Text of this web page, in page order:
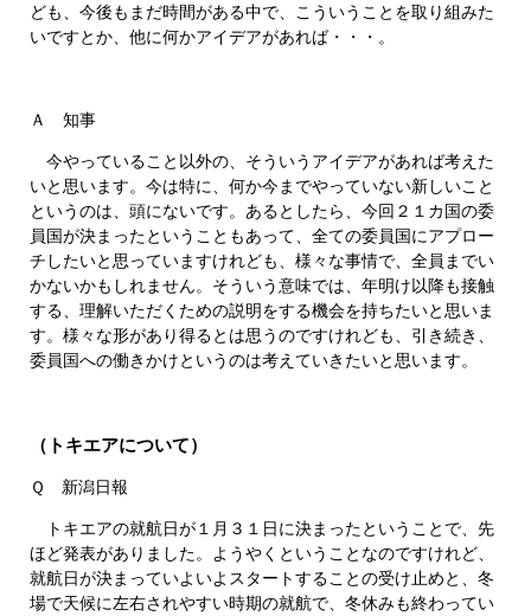
ども、今後もまだ時間がある中で、こういうことを取り組みた
いですとか、他に何かアイデアがあれば・・・。
Ａ 知事
今やっていること以外の、そういうアイデアがあれば考えた
いと思います。今は特に、何か今までやっていない新しいこと
というのは、頭にないです。あるとしたら、今回２１カ国の委
員国が決まったということもあって、全ての委員国にアプロー
チしたいと思っていますけれども、様々な事情で、全員までい
かないかもしれません。そういう意味では、年明け以降も接触
する、理解いただくための説明をする機会を持ちたいと思いま
す。様々な形があり得るとは思うのですけれども、引き続き、
委員国への働きかけというのは考えていきたいと思います。
（トキエアについて）
Ｑ 新潟日報
トキエアの就航日が１月３１日に決まったということで、先
ほど発表がありました。ようやくということなのですけれど、
就航日が決まっていよいよスタートすることの受け止めと、冬
場で天候に左右されやすい時期の就航で、冬休みも終わってい